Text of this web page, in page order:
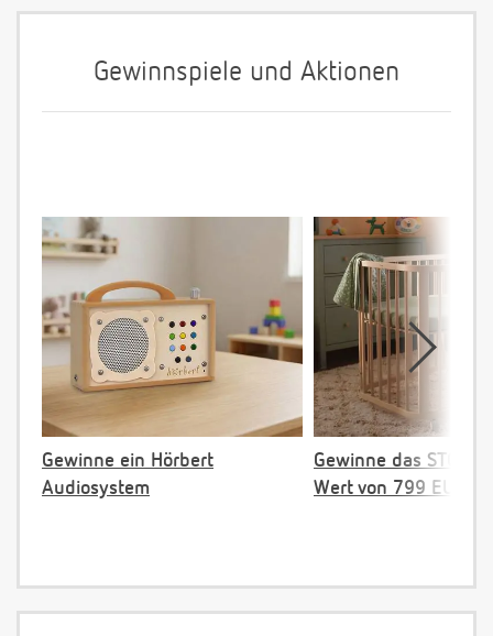
Gewinnspiele und Aktionen
Gewinne ein Hörbert
Audiosystem
Gewinne das
Wert von 799 EUR